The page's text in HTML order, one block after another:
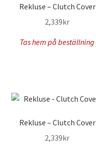
Rekluse – Clutch Cover
2,339kr
Tas hem på beställning
Rekluse – Clutch Cover
2,339kr